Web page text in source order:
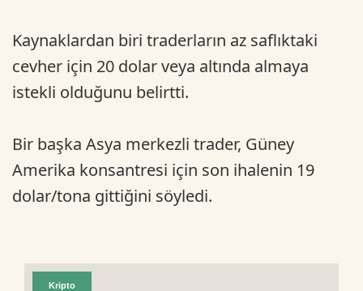
Kaynaklardan biri traderların az saflıktaki
cevher için 20 dolar veya altında almaya
istekli olduğunu belirtti.
Bir başka Asya merkezli trader, Güney
Amerika konsantresi için son ihalenin 19
dolar/tona gittiğini söyledi.
Kripto